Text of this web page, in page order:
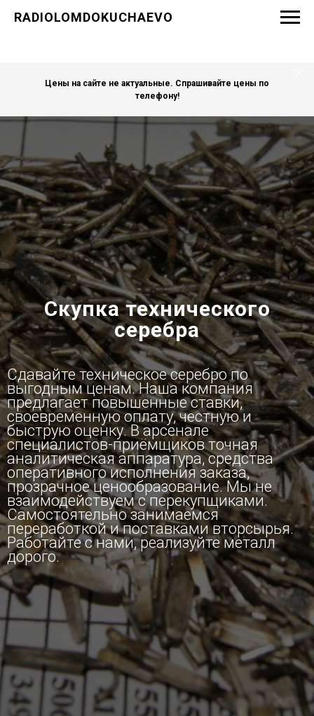
RADIOLOMDOKUCHAEVO
Цены на сайте не актуальные. Спрашивайте цены по
телефону!
Скупка технического
серебра
Сдавайте техническое серебро по
выгодным ценам. Наша компания
предлагает повышенные ставки,
своевременную оплату, честную и
быструю оценку. В арсенале
специалистов-приёмщиков точная
аналитическая аппаратура, средства
оперативного исполнения заказа,
прозрачное ценообразование. Мы не
взаимодействуем с перекупщиками.
Самостоятельно занимаемся
переработкой и поставками вторсырья.
Работайте с нами, реализуйте металл
дорого.